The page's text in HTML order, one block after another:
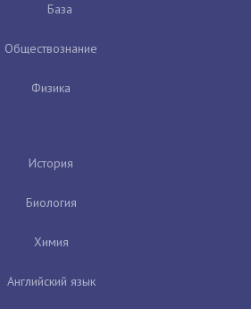
База
Обществознание
Физика
История
Биология
Химия
Английский язык